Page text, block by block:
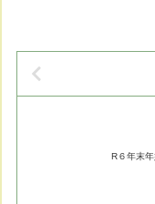
R６年末